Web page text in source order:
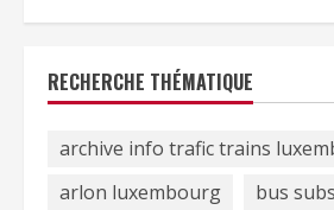
RECHERCHE THÉMATIQUE
archive info trafic trains
arlon luxembourg
bus